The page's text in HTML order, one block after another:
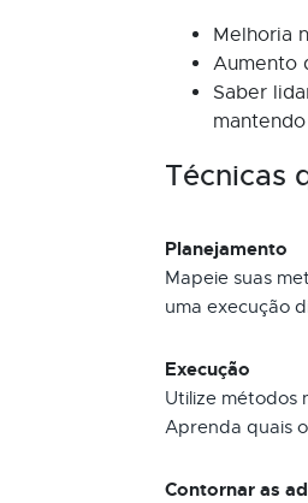
Melhoria
Aumento
Saber
Técnicas
Planejamento
Mapeie suas
uma execução
Execução
Utilize métodos
Aprenda quais
Contornar as